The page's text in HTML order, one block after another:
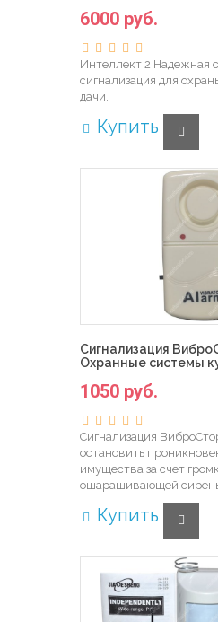
6000 руб.
Интеллект 2 Надежная
сигнализация для
дачи.
Купить
Сигнализация
Охранные системы
1050 руб.
Сигнализация
остановить
имущества за счет
ошарашивающей
Купить